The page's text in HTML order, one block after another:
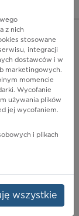
z nich
stosowane
integracji
dostawców i w
marketingowych.
momencie
Wycofanie
używania plików
jej wycofaniem.
i plikach
wszystkie